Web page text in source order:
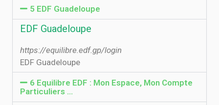
5 EDF Guadeloupe
EDF Guadeloupe
https://equilibre.edf.gp/login
EDF Guadeloupe
6 Equilibre EDF : Mon Espace, Mon Compte
Particuliers …